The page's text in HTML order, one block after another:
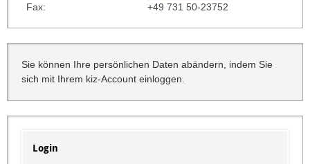
Fax:
+49 731 50-23752
Sie können Ihre persönlichen Daten abändern, indem Sie
sich mit Ihrem kiz-Account einloggen.
Login